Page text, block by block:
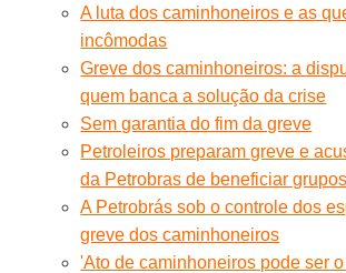
A luta dos caminhoneiros e as
incômodas
Greve dos caminhoneiros: a
quem banca a solução da crise
Sem garantia do fim da greve
Petroleiros preparam greve e
da Petrobras de beneficiar
A Petrobrás sob o controle dos
greve dos caminhoneiros
'Ato de caminhoneiros pode ser